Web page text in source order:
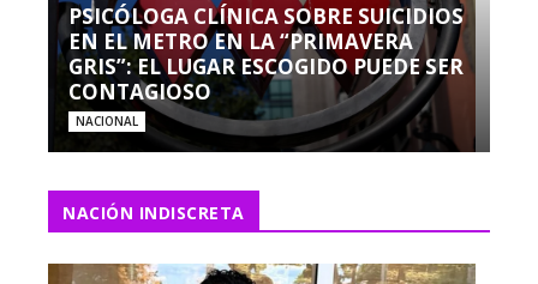
PSICÓLOGA CLÍNICA SOBRE SUICIDIOS
EN EL METRO EN LA “PRIMAVERA
GRIS”: EL LUGAR ESCOGIDO PUEDE SER
CONTAGIOSO
NACIONAL
NACIÓN INDISCRETA